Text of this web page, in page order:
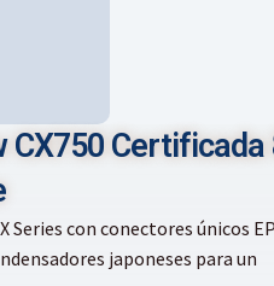
CX750 Certificada
Series con conectores únicos
japoneses para un